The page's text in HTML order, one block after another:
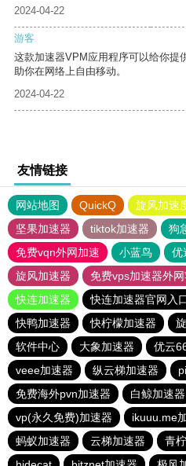
2024-04-22
游客
这款加速器VPM应用程序可以给你提
助你在网络上自由移动。
2024-04-22
友情链接
网站地图 QuickQ 旋风加速
坚果加速器
tiktok加速器
狗
免费vqn外网加速
小蓝鸟 优
旋风加速器
免费vps加速器外
快连加速器
快连加速器官网入
快鸭加速器
快柠檬加速器
软件中心
大象加速器 优云
veee加速器
纵云梯加速器
免费海外pvn加速器
白鲸加速器
vp(永久免费)加速器
ikuuu.me
蚂蚁加速器
云梯加速器 青